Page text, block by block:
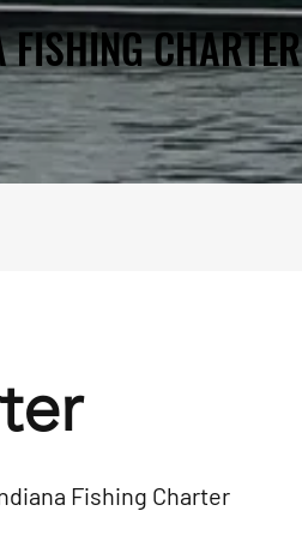
CHARTER
CHARTER
Indiana Fishing Charter